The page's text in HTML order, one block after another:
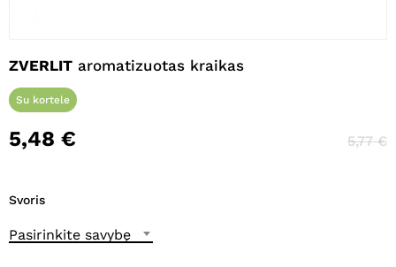
ZVERLIT aromatizuotas kraikas
Su kortele
5,48 € 5,77€
Svoris
Pasirinkite savybęinterneto puslapį, kad jų nebereiktų